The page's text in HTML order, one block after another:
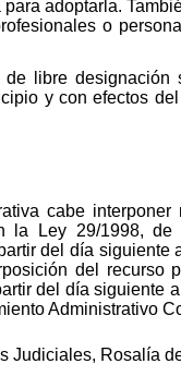
adoptarla.
o
libre designación
y con efectos
cabe interponer
la Ley 29/1998,
del día
del recurso
del día siguiente
Administrativo
Judiciales, Rosalía